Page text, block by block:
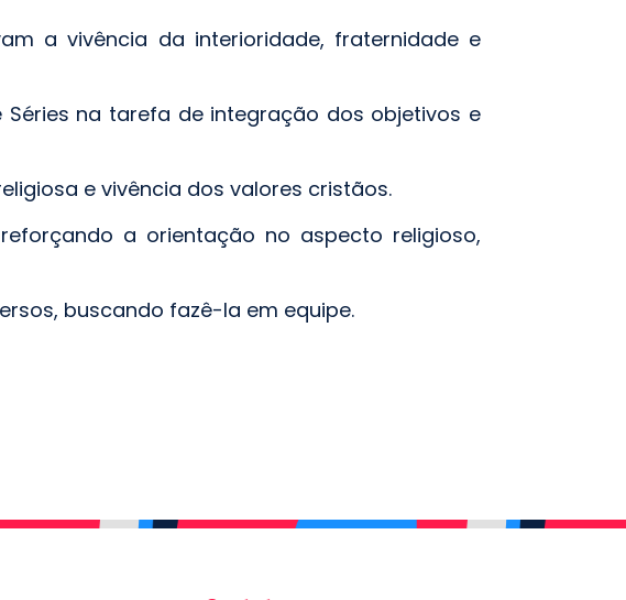
a vivência da interioridade, fraternidade e
na tarefa de integração dos objetivos e
e vivência dos valores cristãos.
a orientação no aspecto religioso,
buscando fazê-la em equipe.